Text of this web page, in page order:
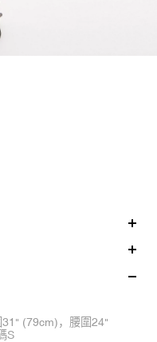
(79cm)，腰圍24"
S